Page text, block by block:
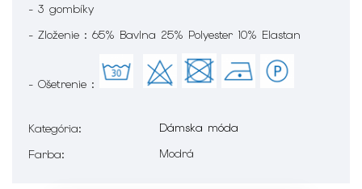
- 3 gombíky
- Zloženie : 65% Bavlna 25% Polyester 10% Elastan
- Ošetrenie :
Kategória:
Dámska móda
Farba: Modrá